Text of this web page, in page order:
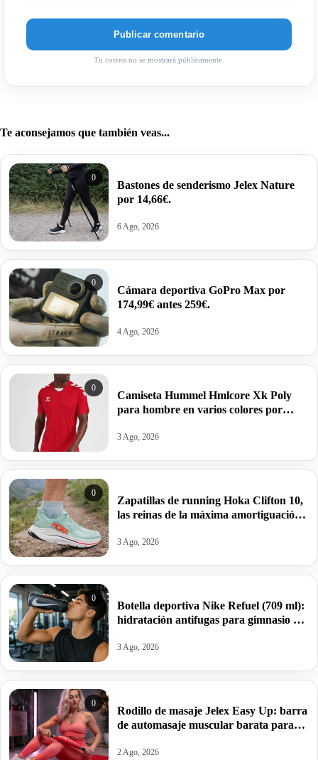
Tu correo no se mostrará públicamente.
Te aconsejamos que también veas...
0
Bastones de senderismo Jelex Nature
por 14,66€.
6 Ago, 2026
0
Cámara deportiva GoPro Max por
174,99€ antes 259€.
4 Ago, 2026
0
Camiseta Hummel Hmlcore Xk Poly
para hombre en varios colores por
3 Ago, 2026
0
Zapatillas de running Hoka Clifton 10,
las reinas de la máxima amortiguación
3 Ago, 2026
0
Botella deportiva Nike Refuel (709 ml):
hidratación antifugas para gimnasio y
3 Ago, 2026
0
Rodillo de masaje Jelex Easy Up: barra
de automasaje muscular barata para
13,49€.
2 Ago, 2026